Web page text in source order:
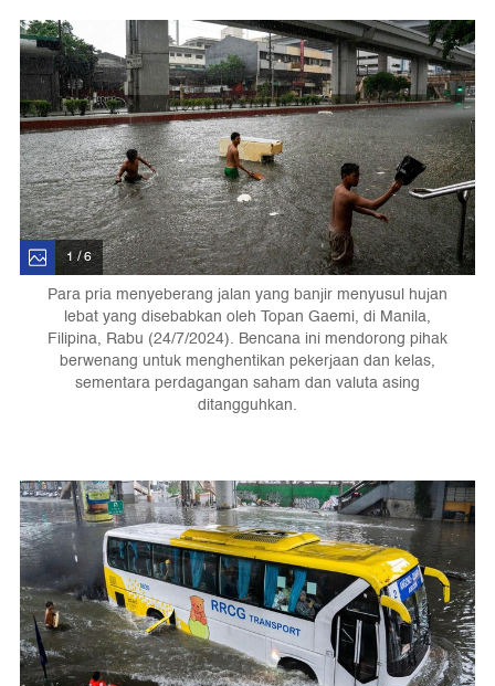
1 / 6
Para pria menyeberang jalan yang banjir menyusul hujan
lebat yang disebabkan oleh Topan Gaemi, di Manila,
Filipina, Rabu (24/7/2024). Bencana ini mendorong pihak
berwenang untuk menghentikan pekerjaan dan kelas,
sementara perdagangan saham dan valuta asing
ditangguhkan.